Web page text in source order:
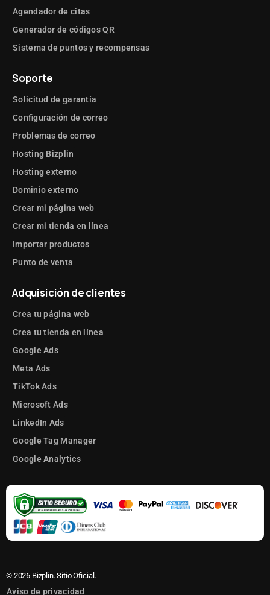
Agendador de citas
Generador de códigos QR
Sistema de puntos y recompensas
Soporte
Solicitud de garantía
Configuración de correo
Problemas de correo
Hosting Bizplin
Hosting externo
Dominio externo
Crear mi página web
Crear mi tienda en línea
Importar productos
Punto de venta
Adquisición de clientes
Crea tu página web
Crea tu tienda en línea
Google Ads
Meta Ads
TikTok Ads
Microsoft Ads
LinkedIn Ads
Google Tag Manager
Google Analytics
© 2026 Bizplin. Sitio Oficial.
Aviso de privacidad